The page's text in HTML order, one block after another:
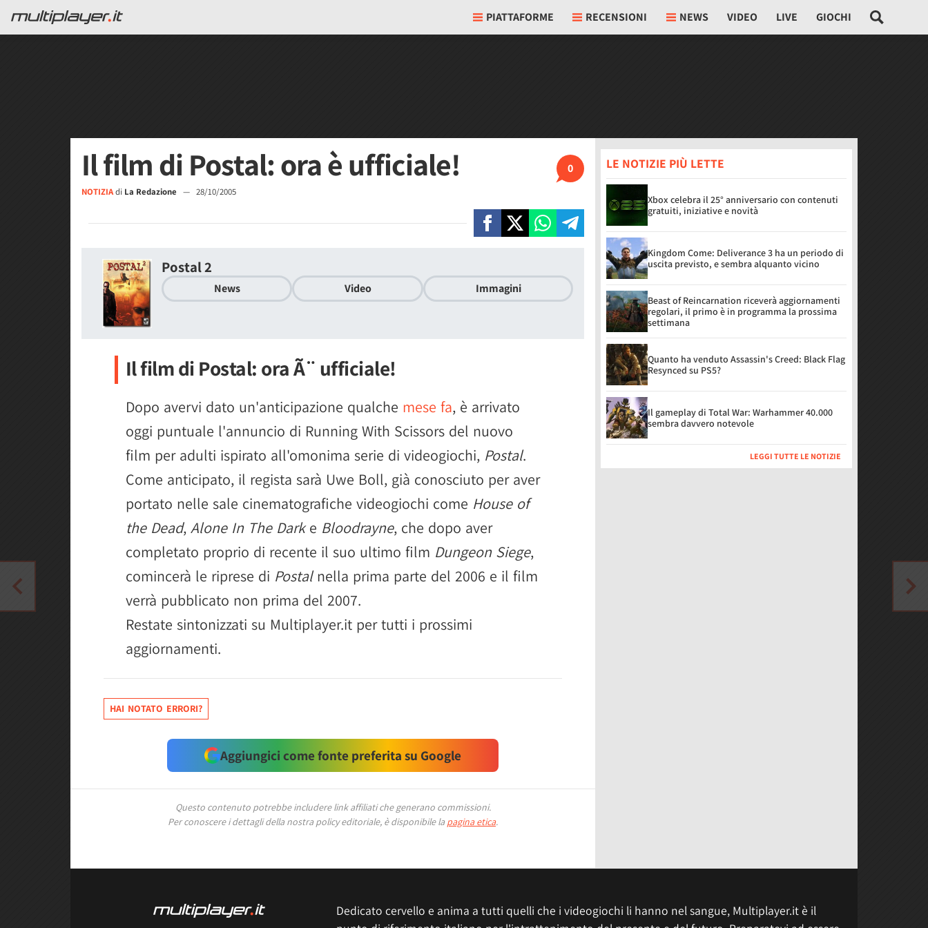
PIATTAFORME RECENSIONI NEWS VIDEO LIVE GIOCHI
0
Il film di Postal: ora è ufficiale!
NOTIZIAdi La Redazione — 28/10/2005
Postal 2
News Video Immagini
Il film di Postal: ora Ã¨ ufficiale!
Dopo avervi dato un'anticipazione qualche mese fa, è arrivato
oggi puntuale l'annuncio di Running With Scissors del nuovo
film per adulti ispirato all'omonima serie di videogiochi, Postal.
Come anticipato, il regista sarà Uwe Boll, già conosciuto per aver
portato nelle sale cinematografiche videogiochi come House of
the Dead, Alone In The Darke Bloodrayne, che dopo aver
completato proprio di recente il suo ultimo film Dungeon Siege,
comincerà le riprese di Postalnella prima parte del 2006 e il film
verrà pubblicato non prima del 2007.
Restate sintonizzati su Multiplayer.it per tutti i prossimi
aggiornamenti.
HAI NOTATO ERRORI?
Aggiungici come fonte preferita su Google
Questo contenuto potrebbe includere link affiliati che generano commissioni.
Per conoscere i dettagli della nostra policy editoriale, è disponibile la pagina etica.
LE NOTIZIE PIÙ LETTE
Xbox celebra il 25° anniversario con contenuti
gratuiti, iniziative e novità
Kingdom Come: Deliverance 3 ha un periodo di
uscita previsto, e sembra alquanto vicino
Beast of Reincarnation riceverà aggiornamenti
regolari, il primo è in programma la prossima
settimana
Quanto ha venduto Assassin's Creed: Black Flag
Resynced su PS5?
Il gameplay di Total War: Warhammer 40.000
sembra davvero notevole
LEGGI TUTTE LE NOTIZIE
Dedicato cervello e anima a tutti quelli che i videogiochi li hanno nel sangue, Multiplayer.it è il